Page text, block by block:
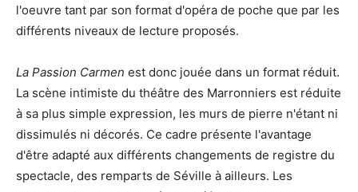
l'oeuvre tant par son format d'opéra de poche que par les
différents niveaux de lecture proposés.
La Passion Carmen est donc jouée dans un format réduit.
La scène intimiste du théâtre des Marronniers est réduite
à sa plus simple expression, les murs de pierre n'étant ni
dissimulés ni décorés. Ce cadre présente l'avantage
d'être adapté aux différents changements de registre du
spectacle, des remparts de Séville à ailleurs. Les